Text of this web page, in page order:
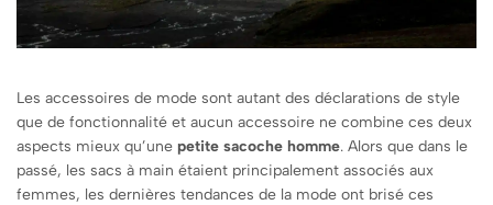
Les accessoires de mode sont autant des déclarations de style
que de fonctionnalité et aucun accessoire ne combine ces deux
aspects mieux qu’une petite sacoche homme. Alors que dans le
passé, les sacs à main étaient principalement associés aux
femmes, les dernières tendances de la mode ont brisé ces